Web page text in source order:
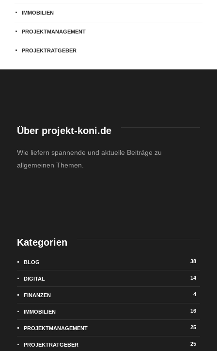
IMMOBILIEN
PROJEKTMANAGEMENT
PROJEKTRATGEBER
Über projekt-koni.de
Wie liefern spannende und aktuelle Beiträge zu
allgemeinen Themen.
Kategorien
BLOG 38
DIGITAL 14
FINANZEN 4
IMMOBILIEN 16
PROJEKTMANAGEMENT 25
PROJEKTRATGEBER 25